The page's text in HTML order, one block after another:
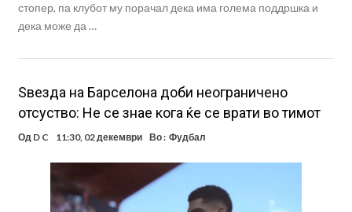
стопер, па клубот му порачал дека има голема поддршка и
дека може да …
Ѕвезда на Барселона доби неограничено
отсуство: Не се знае кога ќе се врати во тимот
Од D C 11:30, 02 декември Во : Фудбал